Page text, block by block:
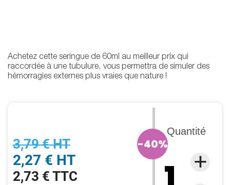
3,79 € HT
2,27 € HT
2,73 € TTC
-40%
Quantité
Achetez cette seringue de 60ml au meilleur prix qui
raccordée à une tubulure, vous permettra de simuler des
hémorragies externes plus vraies que nature !